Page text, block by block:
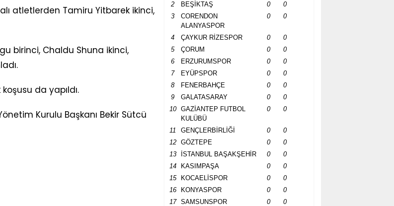
atletlerden Tamiru Yitbarek ikinci,
birinci, Chaldu Shuna ikinci,
da yapıldı.
Kurulu Başkanı Bekir Sütcü
2 BEŞİKTAŞ 0
0
3
CORENDON
ALANYASPOR
0 0
4 ÇAYKUR RİZESPOR 0
0
5
ÇORUM 0
0
6
ERZURUMSPOR 0
0
7
EYÜPSPOR 0
0
8
FENERBAHÇE 0
0
9
GALATASARAY 0
0
10
GAZİANTEP FUTBOL
KULÜBÜ
0 0
11 GENÇLERBİRLİĞİ 0
0
12
GÖZTEPE 0
0
13
İSTANBUL BAŞAKŞEHİR 0
0
14
KASIMPAŞA 0
0
15
KOCAELİSPOR 0
0
16
KONYASPOR 0
0
17
SAMSUNSPOR 0
0